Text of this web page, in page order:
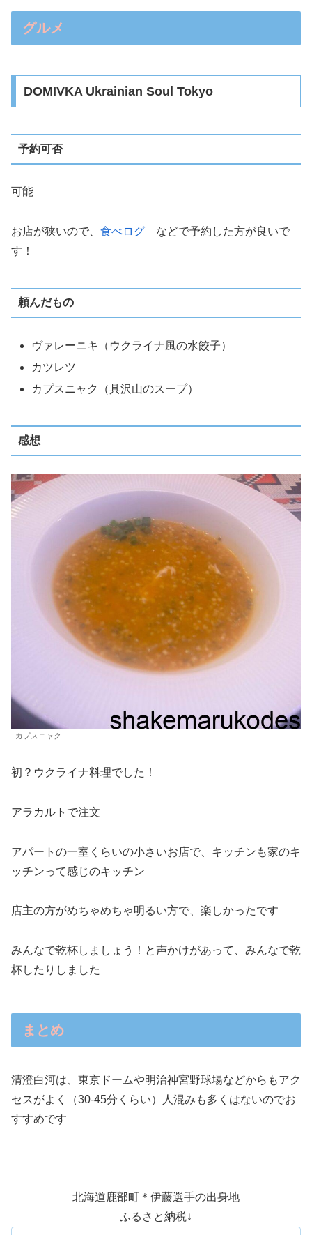
グルメ
DOMIVKA Ukrainian Soul Tokyo
予約可否
可能
お店が狭いので、 食べログ などで予約した方が良いで
す！
頼んだもの
ヴァレーニキ（ウクライナ風の水餃子）
カツレツ
カプスニャク（具沢山のスープ）
感想
カプスニャク
初？ウクライナ料理でした！
アラカルトで注文
アパートの一室くらいの小さいお店で、キッチンも家のキ
ッチンって感じのキッチン
店主の方がめちゃめちゃ明るい方で、楽しかったです
みんなで乾杯しましょう！と声かけがあって、みんなで乾
杯したりしました
まとめ
清澄白河は、東京ドームや明治神宮野球場などからもアク
セスがよく（30-45分くらい）人混みも多くはないのでお
すすめです
北海道鹿部町＊伊藤選手の出身地
ふるさと納税↓